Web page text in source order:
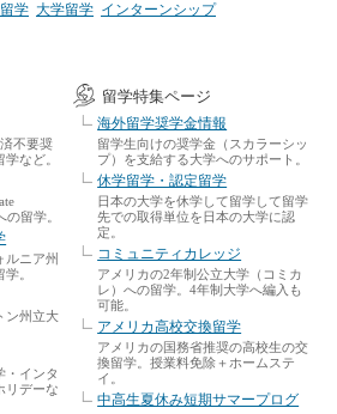
学 大学留学 インターンシップ
不要奨
など。
留学。
ルニア州
。
ン州立大
・インタ
リデーな
留学特集ページ
海外留学奨学金情報
留学生向けの奨学金（スカラーシッ
プ）を支給する大学へのサポート。
休学留学・認定留学
日本の大学を休学して留学して留学
先での取得単位を日本の大学に認
定。
コミュニティカレッジ
アメリカの2年制公立大学（コミカ
レ）への留学。4年制大学へ編入も
可能。
アメリカ高校交換留学
アメリカの国務省推奨の高校生の交
換留学。授業料免除＋ホームステ
イ。
中高生夏休み短期サマープログ